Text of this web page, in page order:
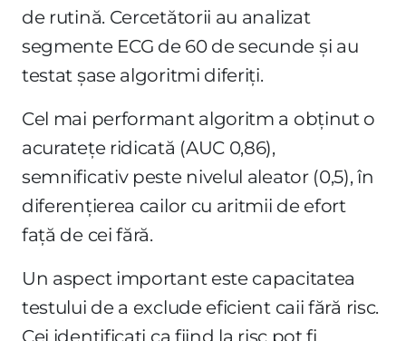
de rutină. Cercetătorii au analizat
segmente ECG de 60 de secunde și au
testat șase algoritmi diferiți.
Cel mai performant algoritm a obținut o
acuratețe ridicată (AUC 0,86),
semnificativ peste nivelul aleator (0,5), în
diferențierea cailor cu aritmii de efort
față de cei fără.
Un aspect important este capacitatea
testului de a exclude eficient caii fără risc.
Cei identificați ca fiind la risc pot fi